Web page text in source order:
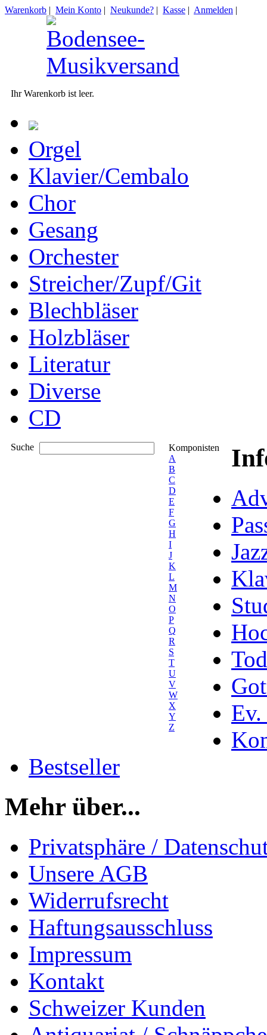
Warenkorb | Mein Konto | Neukunde? | Kasse | Anmelden |
Ihr Warenkorb ist leer.
Orgel
Klavier/Cembalo
Chor
Gesang
Orchester
Streicher/Zupf/Git
Blechbläser
Holzbläser
Literatur
Diverse
CD
Suche
Komponisten
A
B
C
D
E
F
G
H
I
J
K
L
M
N
O
P
Q
R
S
T
U
V
W
X
Y
Z
Ev.
Bestseller
Mehr über...
Privatsphäre /
Unsere AGB
Widerrufsrecht
Haftungsausschluss
Impressum
Kontakt
Schweizer Kunden